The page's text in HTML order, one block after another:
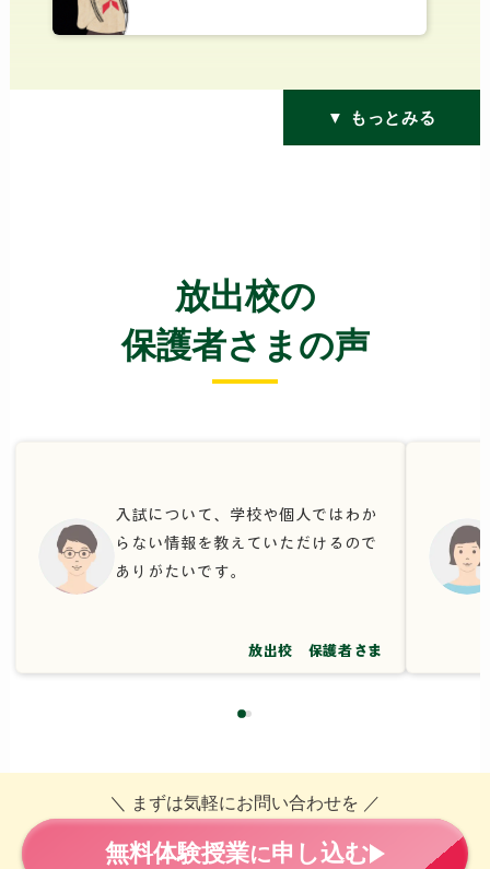
▼ もっとみる
放出校の
保護者さまの声
入試について、学校や個人ではわか
らない情報を教えていただけるので
ありがたいです。
放出校 保護者さま
＼ まずは気軽にお問い合わせを ／
無料体験授業に申し込む